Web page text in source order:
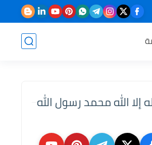
إلا الله محمد رسول الله